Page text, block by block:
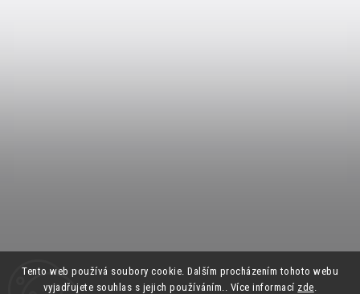
Tento web používá soubory cookie. Dalším procházením tohoto webu
vyjadřujete souhlas s jejich používáním.. Více informací zde